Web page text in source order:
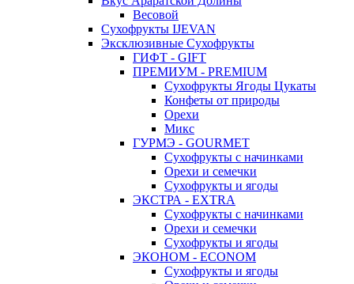
Весовой
Сухофрукты IJEVAN
Эксклюзивные Сухофрукты
ГИФТ - GIFT
ПРЕМИУМ - PREMIUM
Сухофрукты Ягоды Цукаты
Конфеты от природы
Орехи
Микс
ГУРМЭ - GOURMET
Сухофрукты с начинками
Орехи и семечки
Сухофрукты и ягоды
ЭКСТРА - EXTRA
Сухофрукты с начинками
Орехи и семечки
Сухофрукты и ягоды
ЭКОНОМ - ECONOM
Сухофрукты и ягоды